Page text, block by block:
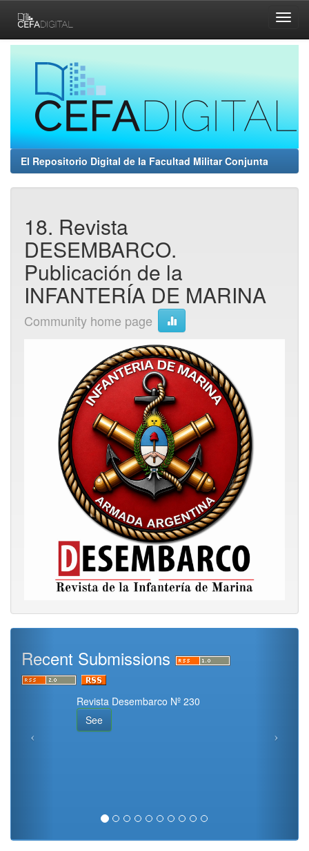
navigation
El Repositorio Digital de la Facultad Militar Conjunta
18. Revista
DESEMBARCO.
Publicación de la
INFANTERÍA DE MARINA
Community home page
Recent Submissions
Revista Desembarco Nº 230
See